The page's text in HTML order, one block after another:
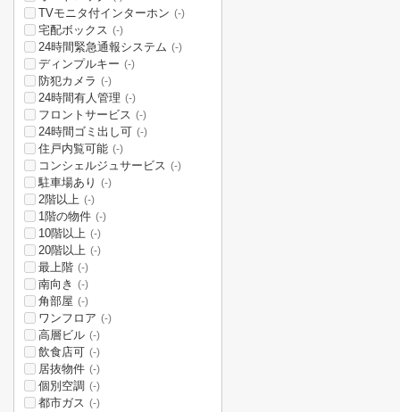
TVモニタ付インターホン (-)
宅配ボックス (-)
24時間緊急通報システム (-)
ディンプルキー (-)
防犯カメラ (-)
24時間有人管理 (-)
フロントサービス (-)
24時間ゴミ出し可 (-)
住戸内覧可能 (-)
コンシェルジュサービス (-)
駐車場あり (-)
2階以上 (-)
1階の物件 (-)
10階以上 (-)
20階以上 (-)
最上階 (-)
南向き (-)
角部屋 (-)
ワンフロア (-)
高層ビル (-)
飲食店可 (-)
居抜物件 (-)
個別空調 (-)
都市ガス (-)